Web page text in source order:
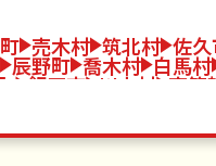
売木村 筑北村 佐
辰野町 喬木村 白馬村
飯田市 川上村 南箕
川村 飯山市 青木村